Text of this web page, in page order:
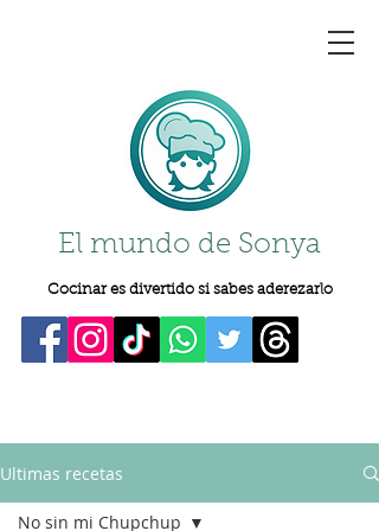
El mundo de Sonya
Cocinar es divertido si sabes aderezarlo
Ultimas recetas
No sin mi Chupchup